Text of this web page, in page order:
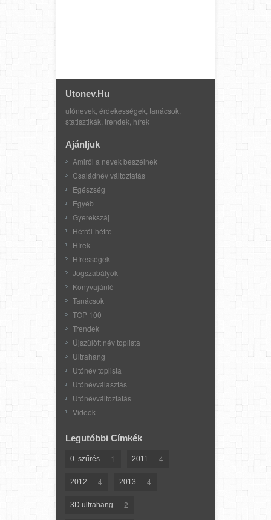
Utonev.hu
utónevek, érdekességek, tanácsok,
statisztikák, trendek, hírek
Ajánljuk
Amiről a nevek beszélnek
Családnév változtatás
Egészség
Egyéb
Gyerekszáj
Hétről-hétre
Hírek
Hírességek
Jogszabályok
Könyvajánló
Tanácsok
TOP 100
Trendek
Újszülött név toplista
Ultrahang
Utónév toplista
Utónévválasztás
Utónévváltoztatás
Videók
Legutóbbi Címkék
0. szűrés 1 2011 4
2012 4 2013 4
3D ultrahang 2